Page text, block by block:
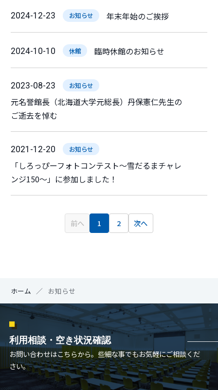
2024-12-23 お知らせ 年末年始のご挨拶
2024-10-10 休館 臨時休館のお知らせ
2023-08-23 お知らせ
元名誉館長（北海道大学元総長）丹保憲仁先生の
ご逝去を悼む
2021-12-20 お知らせ
「しろっぴーフォトコンテスト～雪だるまチャレ
ンジ150～」に参加しました！
前へ 1 2 次へ
ホーム お知らせ
利用相談・空き状況確認
お問い合わせはこちらから。些細な事でもお気軽にご相談くだ
さい。